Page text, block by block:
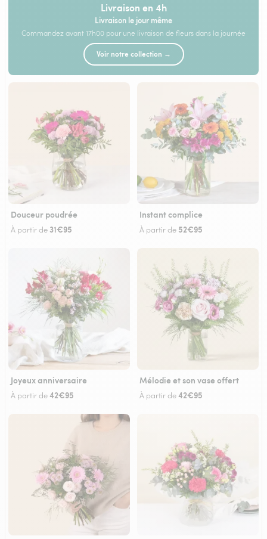
Livraison en 4h
Livraison le jour même
Commandez avant 17h00 pour une livraison de fleurs dans la journée
Voir notre collection →
Douceur poudrée
À partir de 31€95
Instant complice
À partir de 52€95
Joyeux anniversaire
À partir de42€95
Mélodie et son vase offert
À partir de42€95